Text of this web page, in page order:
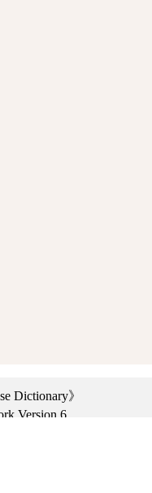
Dictionary》
Version 6